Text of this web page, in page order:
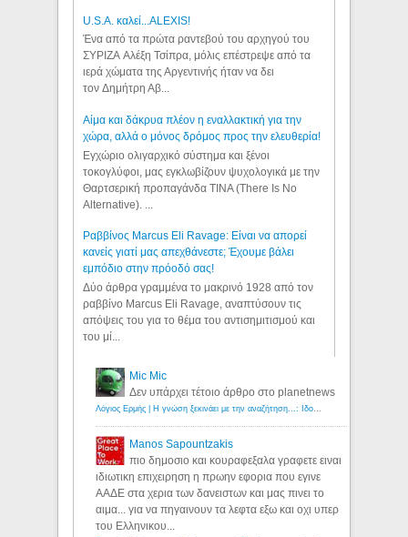
U.S.A. καλεί...ALEXIS!
Ένα από τα πρώτα ραντεβού του αρχηγού του
ΣΥΡΙΖΑ Αλέξη Τσίπρα, μόλις επέστρεψε από τα
ιερά χώματα της Αργεντινής ήταν να δει
τον Δημήτρη Αβ...
Αίμα και δάκρυα πλέον η εναλλακτική για την
χώρα, αλλά ο μόνος δρόμος προς την ελευθερία!
Εγχώριο ολιγαρχικό σύστημα και ξένοι
τοκογλύφοι, μας εγκλωβίζουν ψυχολογικά με την
Θαρτσερική προπαγάνδα TINA (There Is No
Alternative). ...
Ραββίνος Marcus Eli Ravage: Είναι να απορεί
κανείς γιατί μας απεχθάνεστε; Έχουμε βάλει
εμπόδιο στην πρόοδό σας!
Δύο άρθρα γραμμένα το μακρινό 1928 από τον
ραββίνο Marcus Eli Ravage, αναπτύσουν τις
απόψεις του για το θέμα του αντισημιτισμού και
του μί...
Mic Mic
Δεν υπάρχει τέτοιο άρθρο στο planetnews
Λόγιος Ερμής | Η γνώση ξεκινάει με την αναζήτηση...: Ιδού οι 18 που χρωστούν 11 δις ευρώ!
Manos Sapountzakis
πιο δημοσιο και κουραφεξαλα γραφετε ειναι
ιδιωτικη επιχειρηση η πρωην εφορια που εγινε
ΑΑΔΕ στα χερια των δανειστων και μας πινει το
αιμα... για να πηγαινουν τα λεφτα εξω και οχι υπερ
του Ελληνικου...